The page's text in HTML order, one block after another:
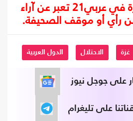
المقالات المنشورة في عربي21 تعبر عن آراء
رأي أو موقف الصحيفة.
غزة الاحتلال الدول العربية
على جوجل نيوز
على تليغرام